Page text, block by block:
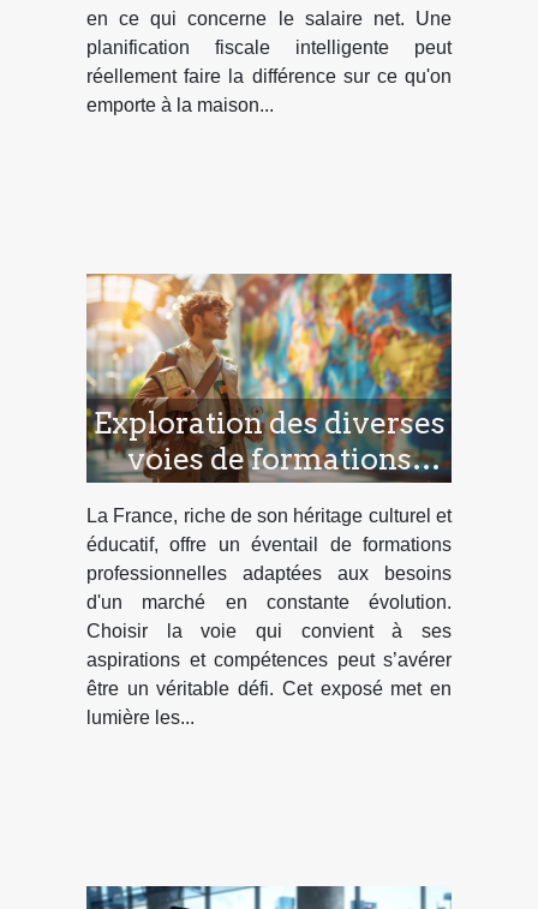
en ce qui concerne le salaire net. Une
planification fiscale intelligente peut
réellement faire la différence sur ce qu'on
emporte à la maison...
Exploration des diverses
voies de formations
professionnelles en
France
La France, riche de son héritage culturel et
éducatif, offre un éventail de formations
professionnelles adaptées aux besoins
d'un marché en constante évolution.
Choisir la voie qui convient à ses
aspirations et compétences peut s’avérer
être un véritable défi. Cet exposé met en
lumière les...